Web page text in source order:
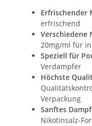
Erfrischender
erfrischend
Verschiedene
20mg/ml für
Speziell für
Verdampfer
Höchste
Verpackung
Sanftes
Nikotinsalz-